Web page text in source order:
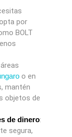
por
BOLT
o en
mantén
objetos de
de dinero:
segura,